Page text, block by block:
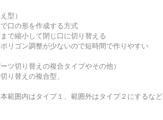
型）
口の形を作成する方式
で縮小して閉じ口に切り替える
リゴン調整が少ないので短時間で作りやすい
ツ切り替えの複合タイプやその他）
り替えの複合型、
範囲内はタイプ１、範囲外はタイプ２にするなど